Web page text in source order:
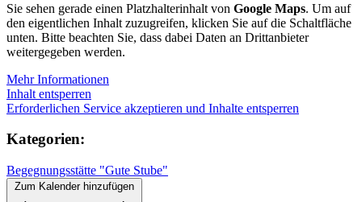
Sie sehen gerade einen Platzhalterinhalt von Google Maps. Um auf
den eigentlichen Inhalt zuzugreifen, klicken Sie auf die Schaltfläche
unten. Bitte beachten Sie, dass dabei Daten an Drittanbieter
weitergegeben werden.
Mehr Informationen
Inhalt entsperren
Erforderlichen Service akzeptieren und Inhalte entsperren
Kategorien:
Begegnungsstätte "Gute Stube"